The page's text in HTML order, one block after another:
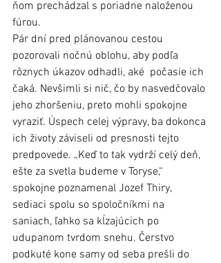
ňom prechádzal s poriadne naloženou
fúrou.
Pár dní pred plánovanou cestou
pozorovali nočnú oblohu, aby podľa
rôznych úkazov odhadli, aké  počasie ich
čaká. Nevšimli si nič, čo by nasvedčovalo
jeho zhoršeniu, preto mohli spokojne
vyraziť. Úspech celej výpravy, ba dokonca
ich životy záviseli od presnosti tejto
predpovede. „Keď to tak vydrží celý deň,
ešte za svetla budeme v Toryse,“
spokojne poznamenal Jozef Thiry,
sediaci spolu so spoločníkmi na
saniach, ľahko sa kĺzajúcich po
udupanom tvrdom snehu. Čerstvo
podkuté kone samy od seba prešli do